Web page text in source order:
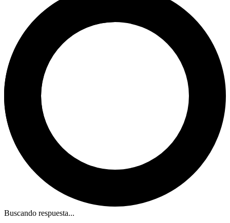
Buscando respuesta...